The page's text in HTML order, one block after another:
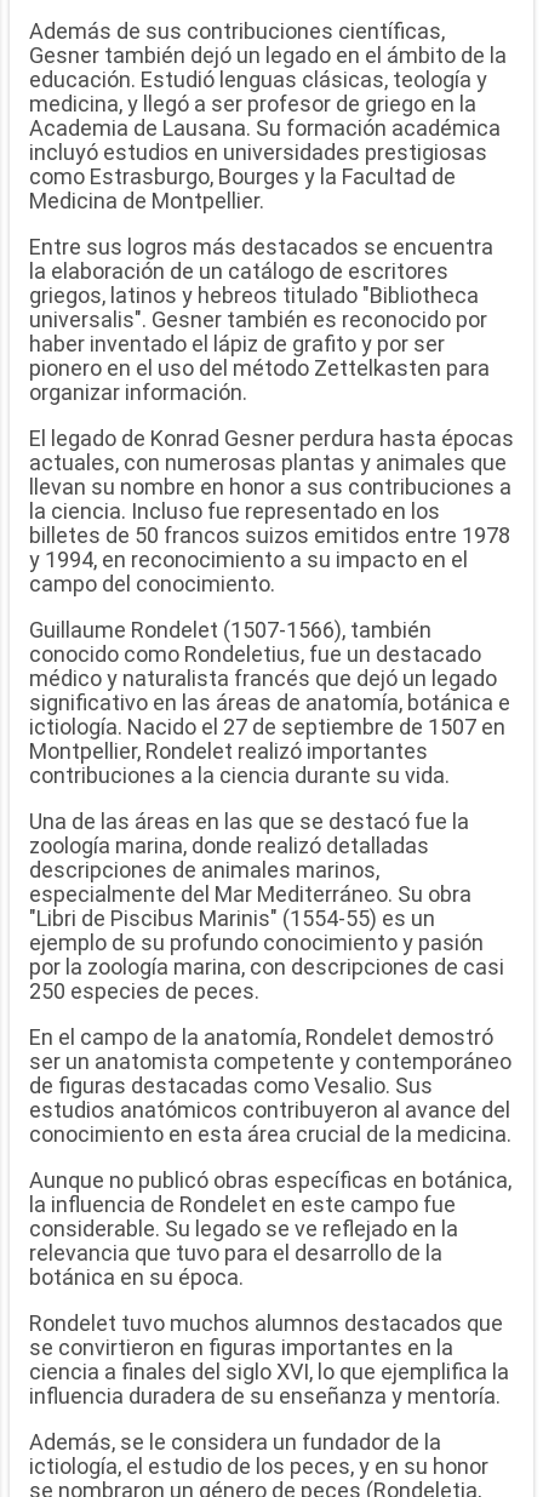
Además de sus contribuciones científicas,
Gesner también dejó un legado en el ámbito de la
educación. Estudió lenguas clásicas, teología y
medicina, y llegó a ser profesor de griego en la
Academia de Lausana. Su formación académica
incluyó estudios en universidades prestigiosas
como Estrasburgo, Bourges y la Facultad de
Medicina de Montpellier.
Entre sus logros más destacados se encuentra
la elaboración de un catálogo de escritores
griegos, latinos y hebreos titulado "Bibliotheca
universalis". Gesner también es reconocido por
haber inventado el lápiz de grafito y por ser
pionero en el uso del método Zettelkasten para
organizar información.
El legado de Konrad Gesner perdura hasta épocas
actuales, con numerosas plantas y animales que
llevan su nombre en honor a sus contribuciones a
la ciencia. Incluso fue representado en los
billetes de 50 francos suizos emitidos entre 1978
y 1994, en reconocimiento a su impacto en el
campo del conocimiento.
Guillaume Rondelet (1507-1566), también
conocido como Rondeletius, fue un destacado
médico y naturalista francés que dejó un legado
significativo en las áreas de anatomía, botánica e
ictiología. Nacido el 27 de septiembre de 1507 en
Montpellier, Rondelet realizó importantes
contribuciones a la ciencia durante su vida.
Una de las áreas en las que se destacó fue la
zoología marina, donde realizó detalladas
descripciones de animales marinos,
especialmente del Mar Mediterráneo. Su obra
"Libri de Piscibus Marinis" (1554-55) es un
ejemplo de su profundo conocimiento y pasión
por la zoología marina, con descripciones de casi
250 especies de peces.
En el campo de la anatomía, Rondelet demostró
ser un anatomista competente y contemporáneo
de figuras destacadas como Vesalio. Sus
estudios anatómicos contribuyeron al avance del
conocimiento en esta área crucial de la medicina.
Aunque no publicó obras específicas en botánica,
la influencia de Rondelet en este campo fue
considerable. Su legado se ve reflejado en la
relevancia que tuvo para el desarrollo de la
botánica en su época.
Rondelet tuvo muchos alumnos destacados que
se convirtieron en figuras importantes en la
ciencia a finales del siglo XVI, lo que ejemplifica la
influencia duradera de su enseñanza y mentoría.
Además, se le considera un fundador de la
ictiología, el estudio de los peces, y en su honor
se nombraron un género de peces (Rondeletia,